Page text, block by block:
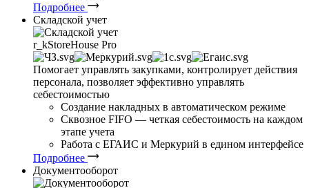
Подробнее
Складской учет
r_kStoreHouse Pro
Помогает управлять закупками, контролирует действия
персонала, позволяет эффективно управлять
себестоимостью
Создание накладных в автоматическом режиме
Сквозное FIFO — четкая себестоимость на каждом
этапе учета
Работа с ЕГАИС и Меркурий в едином интерфейсе
Подробнее
Документооборот